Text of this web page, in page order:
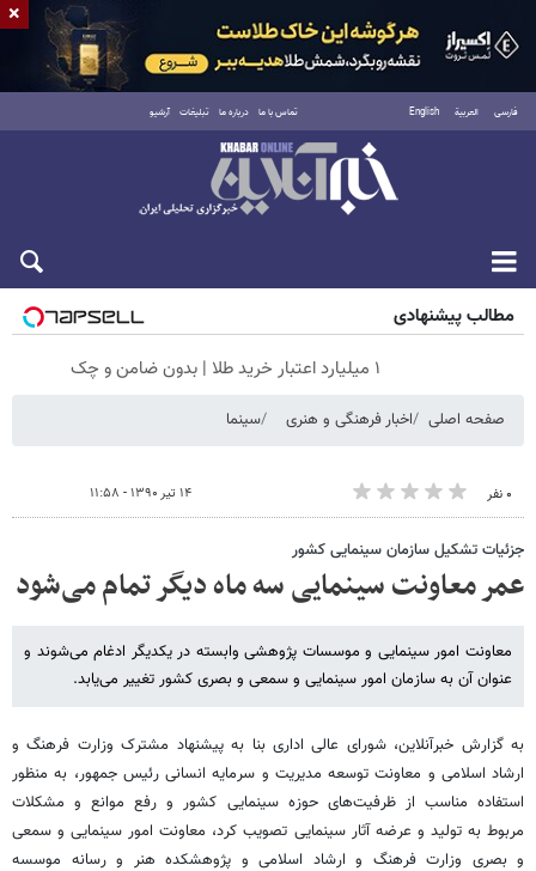
فارسی العربية English تماس با ما درباره ما تبلیغات آرشیو
شنبه ۱۷ مرداد ۱۴۰۵
مطالب پیشنهادی
۱ میلیارد اعتبار خرید طلا | بدون ضامن و چک
صفحه اصلی اخبار فرهنگی و هنری سینما
۰ نفر ۱۴ تیر ۱۳۹۰ - ۱۱:۵۸
جزئیات تشکیل سازمان سینمایی کشور
عمر معاونت سینمایی سه ماه دیگر تمام می‌شود
معاونت امور سینمایی و موسسات پژوهشی وابسته در یکدیگر ادغام می‌شوند و
عنوان آن به سازمان امور سینمایی و سمعی و بصری کشور تغییر می‌یابد.
به گزارش خبرآنلاین، شورای عالی اداری بنا به پیشنهاد مشترک وزارت فرهنگ و
ارشاد اسلامی و معاونت توسعه مدیریت و سرمایه انسانی رئیس جمهور، به منظور
استفاده مناسب از ظرفیت‌های حوزه سینمایی کشور و رفع موانع و مشکلات
مربوط به تولید و عرضه آثار سینمایی تصویب کرد، معاونت امور سینمایی و سمعی
و بصری وزارت فرهنگ و ارشاد اسلامی و پژوهشکده هنر و رسانه موسسه
×